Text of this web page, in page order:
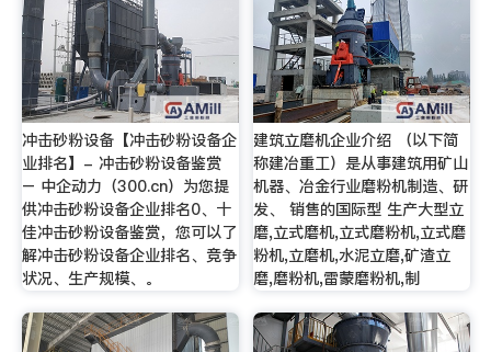
冲击砂粉设备【冲击砂粉设备企
业排名】- 冲击砂粉设备鉴赏
– 中企动力（300.cn）为您提
供冲击砂粉设备企业排名0、十
佳冲击砂粉设备鉴赏，您可以了
解冲击砂粉设备企业排名、竞争
状况、生产规模、。
建筑立磨机企业介绍 （以下简
称建冶重工）是从事建筑用矿山
机器、冶金行业磨粉机制造、研
发、 销售的国际型 生产大型立
磨,立式磨机,立式磨粉机,立式磨
粉机,立磨机,水泥立磨,矿渣立
磨,磨粉机,雷蒙磨粉机,制